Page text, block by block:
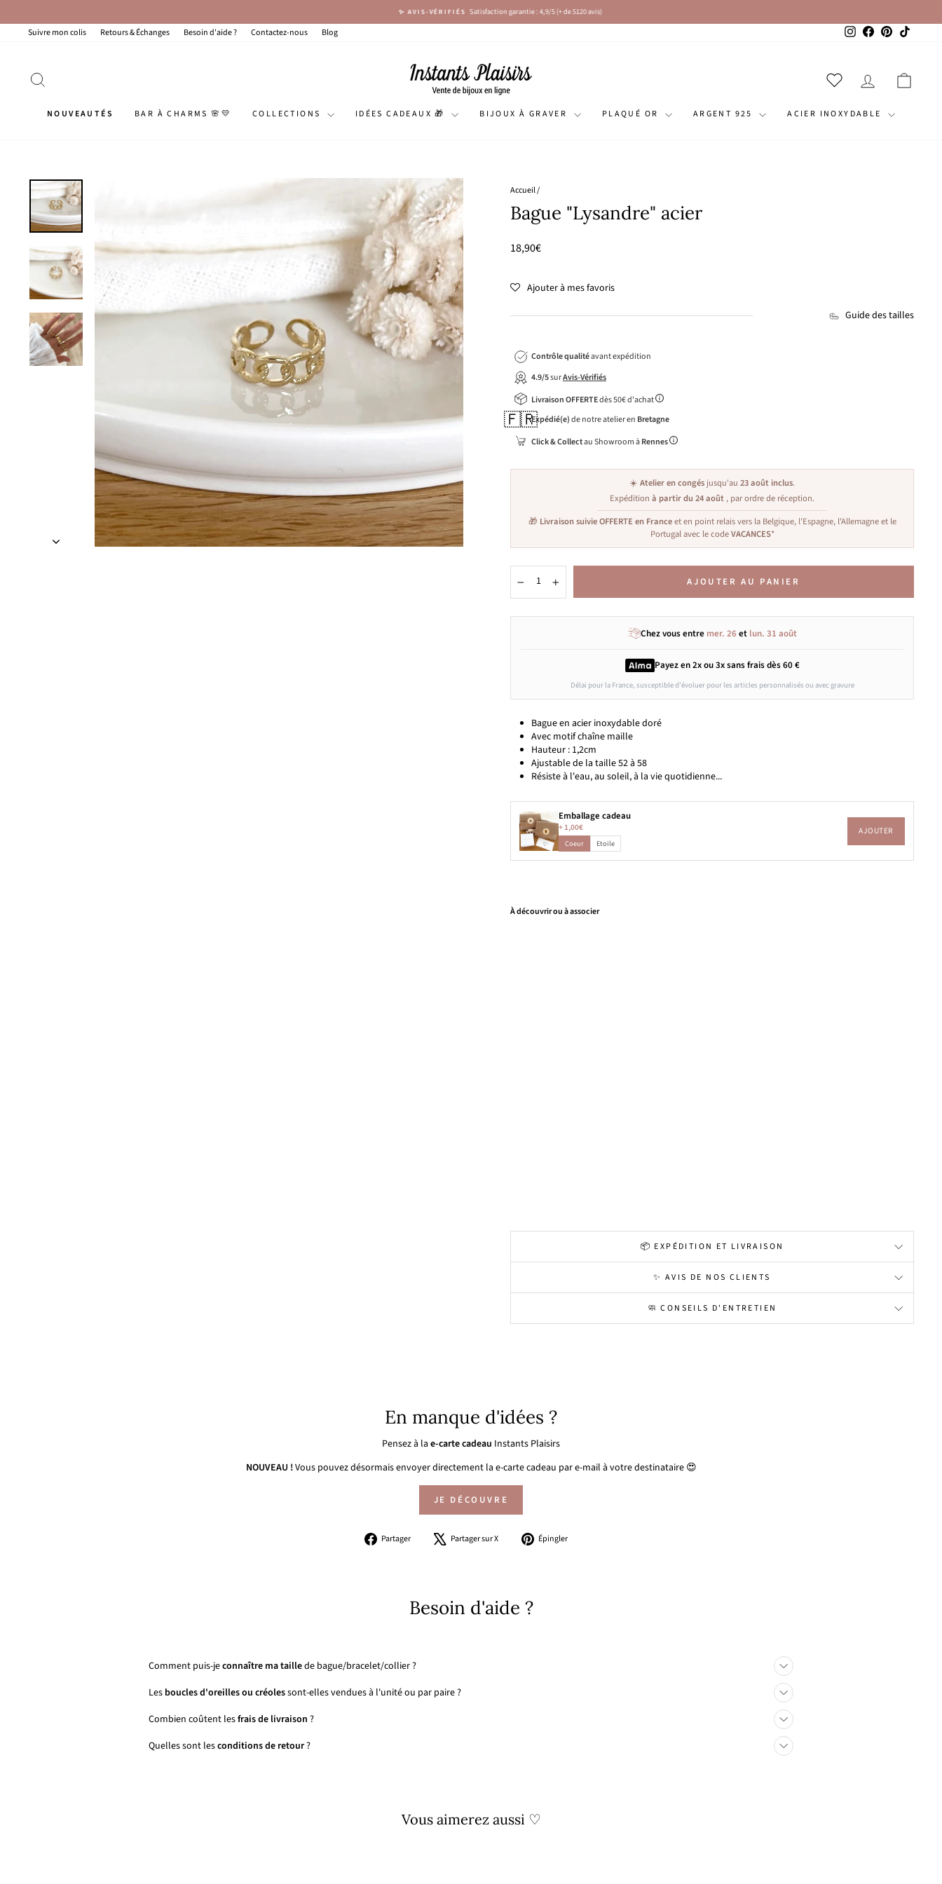
contenu
Diaporama
✨ AVIS-VÉRIFIÉS Satisfaction garantie : 4,9/5 (+ de 5120 avis)
Suivre mon colis Retours & Échanges Besoin d'aide ? Contactez-nous Blog InstagramFacebook
Pinterest
SE
NOUVEAUTÉS BAR À CHARMS 🌸💛 COLLECTIONS IDÉES CADEAUX 🎁 BIJOUX À GRAVER PLAQUÉ OR ARGENT 925 ACIER INOXYDABLE
Accueil/
Bague "Lysandre" acier
Prix
18,90€
Ajouter à mes favoris
Guide des tailles
Contrôle qualitéavant expédition
4.9/5surAvis-Vérifiés
Livraison OFFERTEdès 50€ d'achat
🇫🇷Expédié(e)de notre atelier en Bretagne
Click & Collectau Showroom àRennes
☀️ Atelier en congés jusqu'au 23 août inclus.
Expédition à partir du 24 août , par ordre de réception.
🎁 Livraison suivie OFFERTE en Franceet en point relais vers la Belgique, l'Espagne, l'Allemagne et le
Portugal avec le codeVACANCES*
+
AJOUTER AU PANIER
Chez vous entre mer. 26et lun. 31 août
Payez en 2x ou 3xsans fraisdès 60 €
Délai pour la France, susceptible d'évoluer pour les articles personnalisés ou avec gravure
Bague en acier inoxydable doré
Avec motif chaîne maille
Hauteur : 1,2cm
Ajustable de la taille 52 à 58
Résiste à l'eau, au soleil, à la vie quotidienne...
Emballage cadeau
+1,00€
Coeur Etoile
AJOUTER
À découvrir ou à associer
📦 EXPÉDITION ET LIVRAISON
✨ AVIS DE NOS CLIENTS
🧼 CONSEILS D'ENTRETIEN
En manque d'idées ?
Pensez à la e-carte cadeau Instants Plaisirs
NOUVEAU !Vous pouvez désormais envoyer directement la e-carte cadeau par e-mail à votre destinataire 😍
JE DÉCOUVRE
Partager
PartagerPartager sur X
TweeterÉpingler
Besoin d'aide ?
Comment puis-jeconnaître ma taillede bague/bracelet/collier ?
Les boucles d'oreilles ou créolessont-elles vendues à l'unité ou par paire ?
Combien coûtent lesfrais de livraison ?
Quelles sont lesconditions de retour?
Vous aimerez aussi ♡